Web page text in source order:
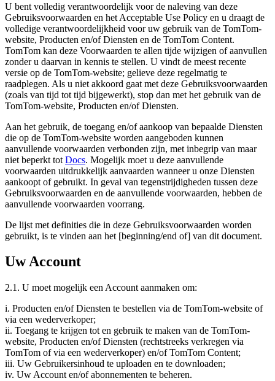
U bent volledig verantwoordelijk voor de naleving van deze
Gebruiksvoorwaarden en het Acceptable Use Policy en u draagt de
volledige verantwoordelijkheid voor uw gebruik van de TomTom-
website, Producten en/of Diensten en de TomTom Content.
TomTom kan deze Voorwaarden te allen tijde wijzigen of aanvullen
zonder u daarvan in kennis te stellen. U vindt de meest recente
versie op de TomTom-website; gelieve deze regelmatig te
raadplegen. Als u niet akkoord gaat met deze Gebruiksvoorwaarden
(zoals van tijd tot tijd bijgewerkt), stop dan met het gebruik van de
TomTom-website, Producten en/of Diensten.
Aan het gebruik, de toegang en/of aankoop van bepaalde Diensten
die op de TomTom-website worden aangeboden kunnen
aanvullende voorwaarden verbonden zijn, met inbegrip van maar
niet beperkt tot Docs. Mogelijk moet u deze aanvullende
voorwaarden uitdrukkelijk aanvaarden wanneer u onze Diensten
aankoopt of gebruikt. In geval van tegenstrijdigheden tussen deze
Gebruiksvoorwaarden en de aanvullende voorwaarden, hebben de
aanvullende voorwaarden voorrang.
De lijst met definities die in deze Gebruiksvoorwaarden worden
gebruikt, is te vinden aan het [beginning/end of] van dit document.
Uw Account
2.1. U moet mogelijk een Account aanmaken om:
i. Producten en/of Diensten te bestellen via de TomTom-website of
via een wederverkoper;
ii. Toegang te krijgen tot en gebruik te maken van de TomTom-
website, Producten en/of Diensten (rechtstreeks verkregen via
TomTom of via een wederverkoper) en/of TomTom Content;
iii. Uw Gebruikersinhoud te uploaden en te downloaden;
iv. Uw Account en/of abonnementen te beheren.